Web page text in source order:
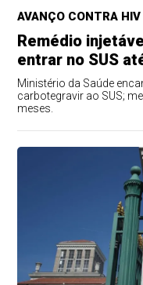
AVANÇO CONTRA HIV
Remédio
entrar no SUS
Ministério da Saúde
carbotegravir ao SUS;
meses.